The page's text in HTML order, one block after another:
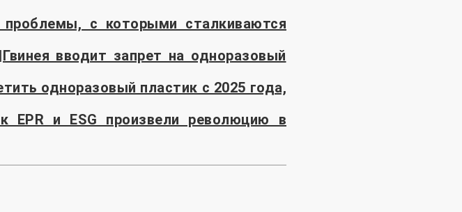
с которыми сталкиваются
Гвинея вводит запрет на одноразовый
одноразовый пластик с 2025 года,
EPR и ESG произвели революцию в